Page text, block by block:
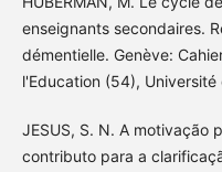
enseignants secondaires.
démentielle. Genève:
l'Education (54), Université
JESUS, S. N. A motivação
contributo para a